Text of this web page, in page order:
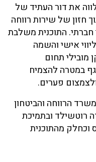
את דור העתיד של
חזון של שירות רווחה
חברתי. התוכנית משלבת
אישי והשמה
תחום
במטרה להצמיח
פערים.
הרווחה והביטחון
רוטשילד ובתמיכת
וכחלק מהתוכנית